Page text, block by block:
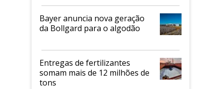
Bayer anuncia nova geração
da Bollgard para o algodão
Entregas de fertilizantes
somam mais de 12 milhões de
tons